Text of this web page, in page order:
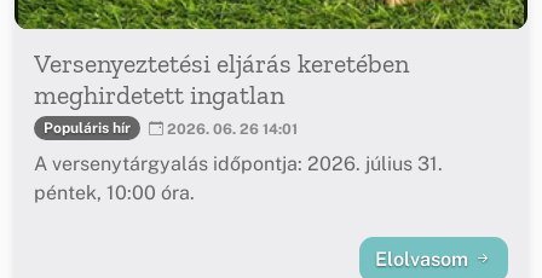
Versenyeztetési eljárás keretében
meghirdetett ingatlan
Populáris hír 2026. 06. 26 14:01
A versenytárgyalás időpontja: 2026. július 31.
péntek, 10:00 óra.
Elolvasom